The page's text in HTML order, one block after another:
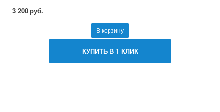
3 200 руб.
В корзину
КУПИТЬ В 1 КЛИК